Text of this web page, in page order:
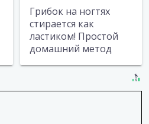
Грибок на ногтях
стирается как
ластиком! Простой
домашний метод